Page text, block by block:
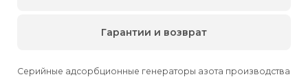
Серийные адсорбционные генераторы азота производства
Гарантии и возврат